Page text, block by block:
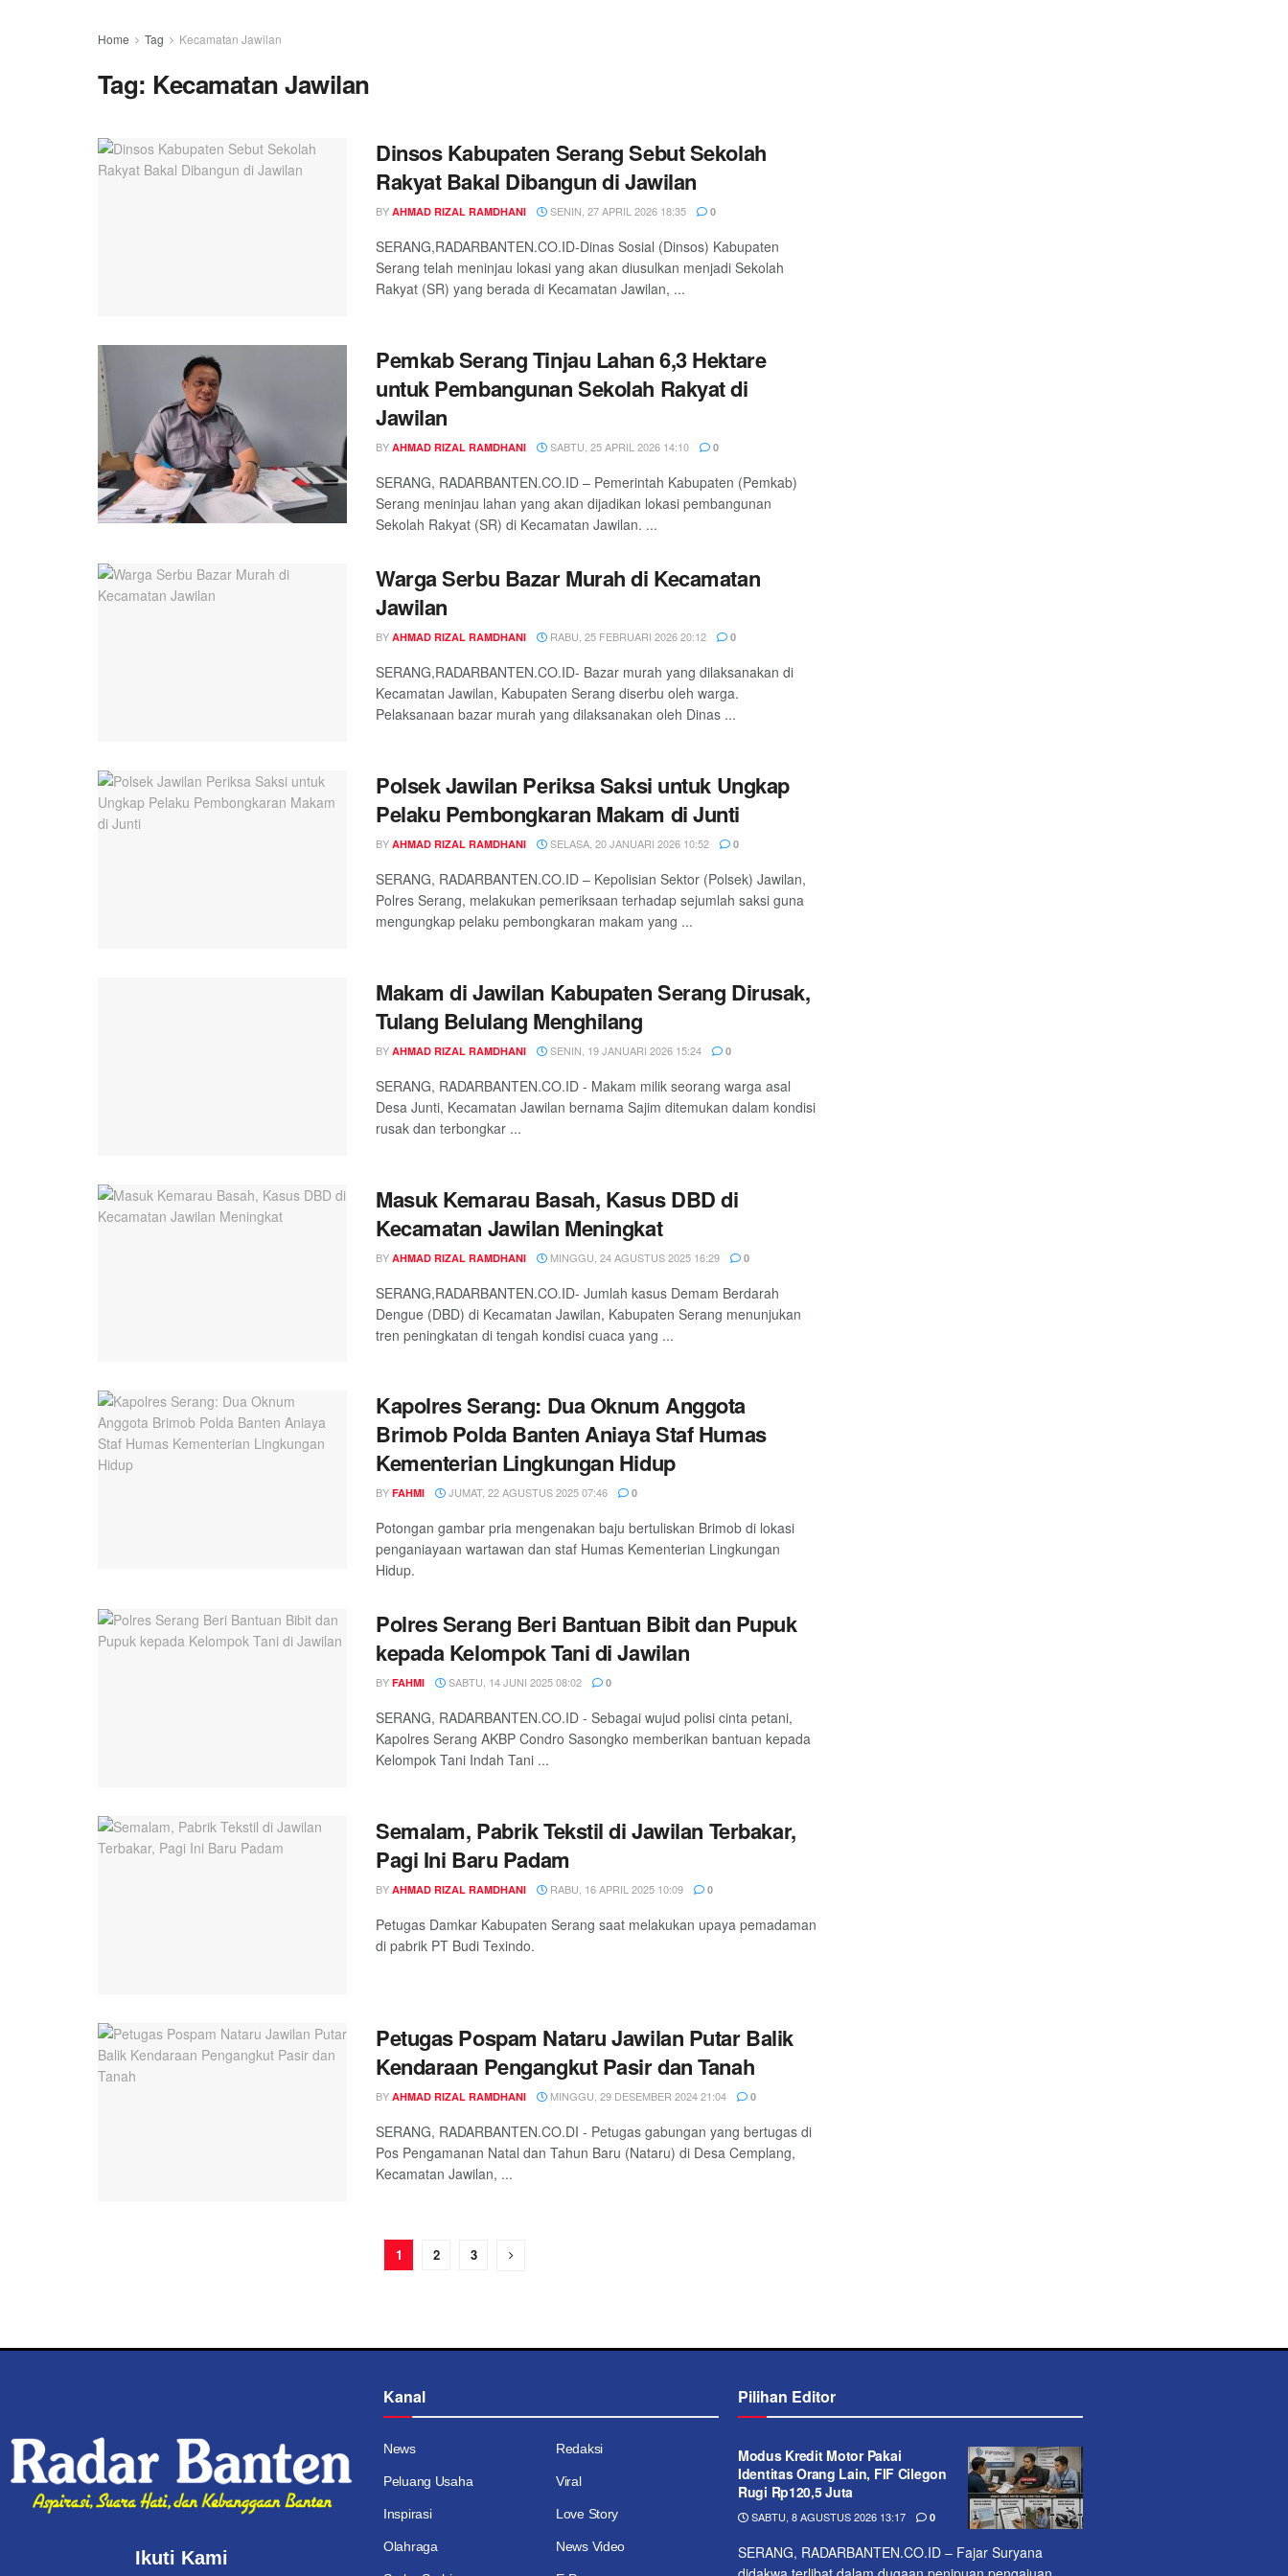
Home Tag Kecamatan Jawilan
Tag: Kecamatan Jawilan
Dinsos Kabupaten Serang Sebut Sekolah
Rakyat Bakal Dibangun di Jawilan
BY AHMAD RIZAL RAMDHANI SENIN, 27 APRIL 2026 18:35 0
SERANG,RADARBANTEN.CO.ID-Dinas Sosial (Dinsos) Kabupaten
Serang telah meninjau lokasi yang akan diusulkan menjadi Sekolah
Rakyat (SR) yang berada di Kecamatan Jawilan, ...
Pemkab Serang Tinjau Lahan 6,3 Hektare
untuk Pembangunan Sekolah Rakyat di
Jawilan
BY AHMAD RIZAL RAMDHANI SABTU, 25 APRIL 2026 14:10 0
SERANG, RADARBANTEN.CO.ID – Pemerintah Kabupaten (Pemkab)
Serang meninjau lahan yang akan dijadikan lokasi pembangunan
Sekolah Rakyat (SR) di Kecamatan Jawilan. ...
Warga Serbu Bazar Murah di Kecamatan
Jawilan
BY AHMAD RIZAL RAMDHANI RABU, 25 FEBRUARI 2026 20:12 0
SERANG,RADARBANTEN.CO.ID- Bazar murah yang dilaksanakan di
Kecamatan Jawilan, Kabupaten Serang diserbu oleh warga.
Pelaksanaan bazar murah yang dilaksanakan oleh Dinas ...
Polsek Jawilan Periksa Saksi untuk Ungkap
Pelaku Pembongkaran Makam di Junti
BY AHMAD RIZAL RAMDHANI SELASA, 20 JANUARI 2026 10:52 0
SERANG, RADARBANTEN.CO.ID – Kepolisian Sektor (Polsek) Jawilan,
Polres Serang, melakukan pemeriksaan terhadap sejumlah saksi guna
mengungkap pelaku pembongkaran makam yang ...
Makam di Jawilan Kabupaten Serang Dirusak,
Tulang Belulang Menghilang
BY AHMAD RIZAL RAMDHANI SENIN, 19 JANUARI 2026 15:24 0
SERANG, RADARBANTEN.CO.ID - Makam milik seorang warga asal
Desa Junti, Kecamatan Jawilan bernama Sajim ditemukan dalam kondisi
rusak dan terbongkar ...
Masuk Kemarau Basah, Kasus DBD di
Kecamatan Jawilan Meningkat
BY AHMAD RIZAL RAMDHANI MINGGU, 24 AGUSTUS 2025 16:29 0
SERANG,RADARBANTEN.CO.ID- Jumlah kasus Demam Berdarah
Dengue (DBD) di Kecamatan Jawilan, Kabupaten Serang menunjukan
tren peningkatan di tengah kondisi cuaca yang ...
Kapolres Serang: Dua Oknum Anggota
Brimob Polda Banten Aniaya Staf Humas
Kementerian Lingkungan Hidup
BY FAHMI JUMAT, 22 AGUSTUS 2025 07:46 0
Potongan gambar pria mengenakan baju bertuliskan Brimob di lokasi
penganiayaan wartawan dan staf Humas Kementerian Lingkungan
Hidup.
Polres Serang Beri Bantuan Bibit dan Pupuk
kepada Kelompok Tani di Jawilan
BY FAHMI SABTU, 14 JUNI 2025 08:02 0
SERANG, RADARBANTEN.CO.ID - Sebagai wujud polisi cinta petani,
Kapolres Serang AKBP Condro Sasongko memberikan bantuan kepada
Kelompok Tani Indah Tani ...
Semalam, Pabrik Tekstil di Jawilan Terbakar,
Pagi Ini Baru Padam
BY AHMAD RIZAL RAMDHANI RABU, 16 APRIL 2025 10:09 0
Petugas Damkar Kabupaten Serang saat melakukan upaya pemadaman
di pabrik PT Budi Texindo.
Petugas Pospam Nataru Jawilan Putar Balik
Kendaraan Pengangkut Pasir dan Tanah
BY AHMAD RIZAL RAMDHANI MINGGU, 29 DESEMBER 2024 21:04 0
SERANG, RADARBANTEN.CO.DI - Petugas gabungan yang bertugas di
Pos Pengamanan Natal dan Tahun Baru (Nataru) di Desa Cemplang,
Kecamatan Jawilan, ...
1 2 3
Ikuti Kami
Kanal
News Redaksi
Peluang Usaha Viral
Inspirasi Love Story
Olahraga News Video
Pilihan Editor
Modus Kredit Motor Pakai
Identitas Orang Lain, FIF Cilegon
Rugi Rp120,5 Juta
SABTU, 8 AGUSTUS 2026 13:17 0
SERANG, RADARBANTEN.CO.ID – Fajar Suryana